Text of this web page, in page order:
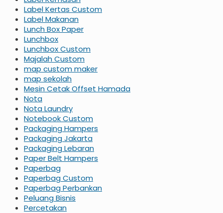
Label Kertas Custom
Label Makanan
Lunch Box Paper
Lunchbox
Lunchbox Custom
Majalah Custom
map custom maker
map sekolah
Mesin Cetak Offset Hamada
Nota
Nota Laundry
Notebook Custom
Packaging Hampers
Packaging Jakarta
Packaging Lebaran
Paper Belt Hampers
Paperbag
Paperbag Custom
Paperbag Perbankan
Peluang Bisnis
Percetakan